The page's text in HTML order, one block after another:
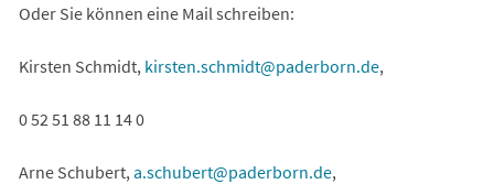
Oder Sie können eine Mail schreiben:
Kirsten Schmidt, kirsten.schmidt paderborn de,
0 52 51 88 11 14 0
Arne Schubert, a.schubert paderborn de,